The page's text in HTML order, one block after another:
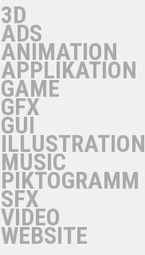
3D
ADS
ANIMATION
APPLIKATION
GAME
GFX
GUI
ILLUSTRATION
MUSIC
PIKTOGRAMM
SFX
VIDEO
WEBSITE